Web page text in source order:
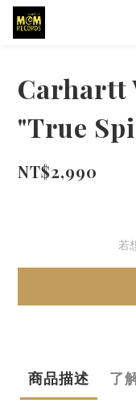
Carhartt
"True
NT$2,990
若
商品描述 了